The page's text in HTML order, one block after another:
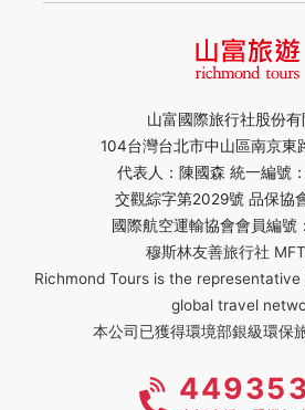
山富國際旅行社股份有
104台灣台北市中山區南京東
代表人：陳國森 統一編號
交觀綜字第2029號 品保協
國際航空運輸協會會員編號
穆斯林友善旅行社
Richmond Tours is the
global travel
本公司已獲得環境部銀級環保